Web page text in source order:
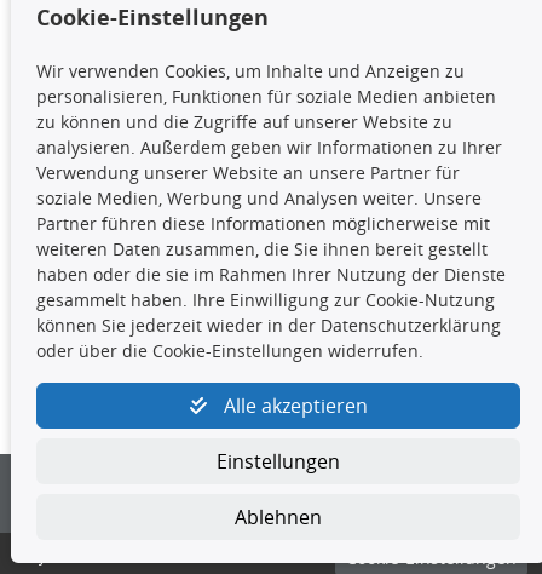
Die hier angezeigten Daten,
insbesondere die gesamte Datenbank,
dürfen nicht kopiert werden. Es ist zu
unterlassen, die Daten oder die gesamte Datenbank ohne
vorherige Zustimmung TecDocs zu vervielfältigen, zu
verbreiten und/oder diese Handlungen durch Dritte ausführen
zu lassen. Ein Zuwiderhandeln stellt eine
Urheberrechtsverletzung dar und wird verfolgt.
Kontakt
4yourcar GmbH | Avidesweg 1 | 27386 Hemsbünde |
kundenservice@4yourcar.de
Cookie-Einstellungen
Cookie-Einstellungen
Wir verwenden Cookies, um Inhalte und Anzeigen zu
personalisieren, Funktionen für soziale Medien anbieten
zu können und die Zugriffe auf unserer Website zu
analysieren. Außerdem geben wir Informationen zu Ihrer
Verwendung unserer Website an unsere Partner für
soziale Medien, Werbung und Analysen weiter. Unsere
Partner führen diese Informationen möglicherweise mit
weiteren Daten zusammen, die Sie ihnen bereit gestellt
haben oder die sie im Rahmen Ihrer Nutzung der Dienste
gesammelt haben. Ihre Einwilligung zur Cookie-Nutzung
können Sie jederzeit wieder in der Datenschutzerklärung
oder über die Cookie-Einstellungen widerrufen.
Alle akzeptieren
Einstellungen
Ablehnen